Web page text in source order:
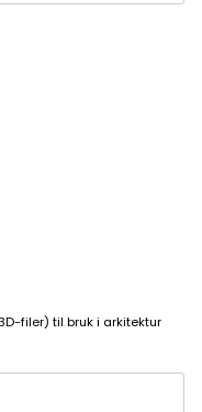
filer) til bruk i arkitektur